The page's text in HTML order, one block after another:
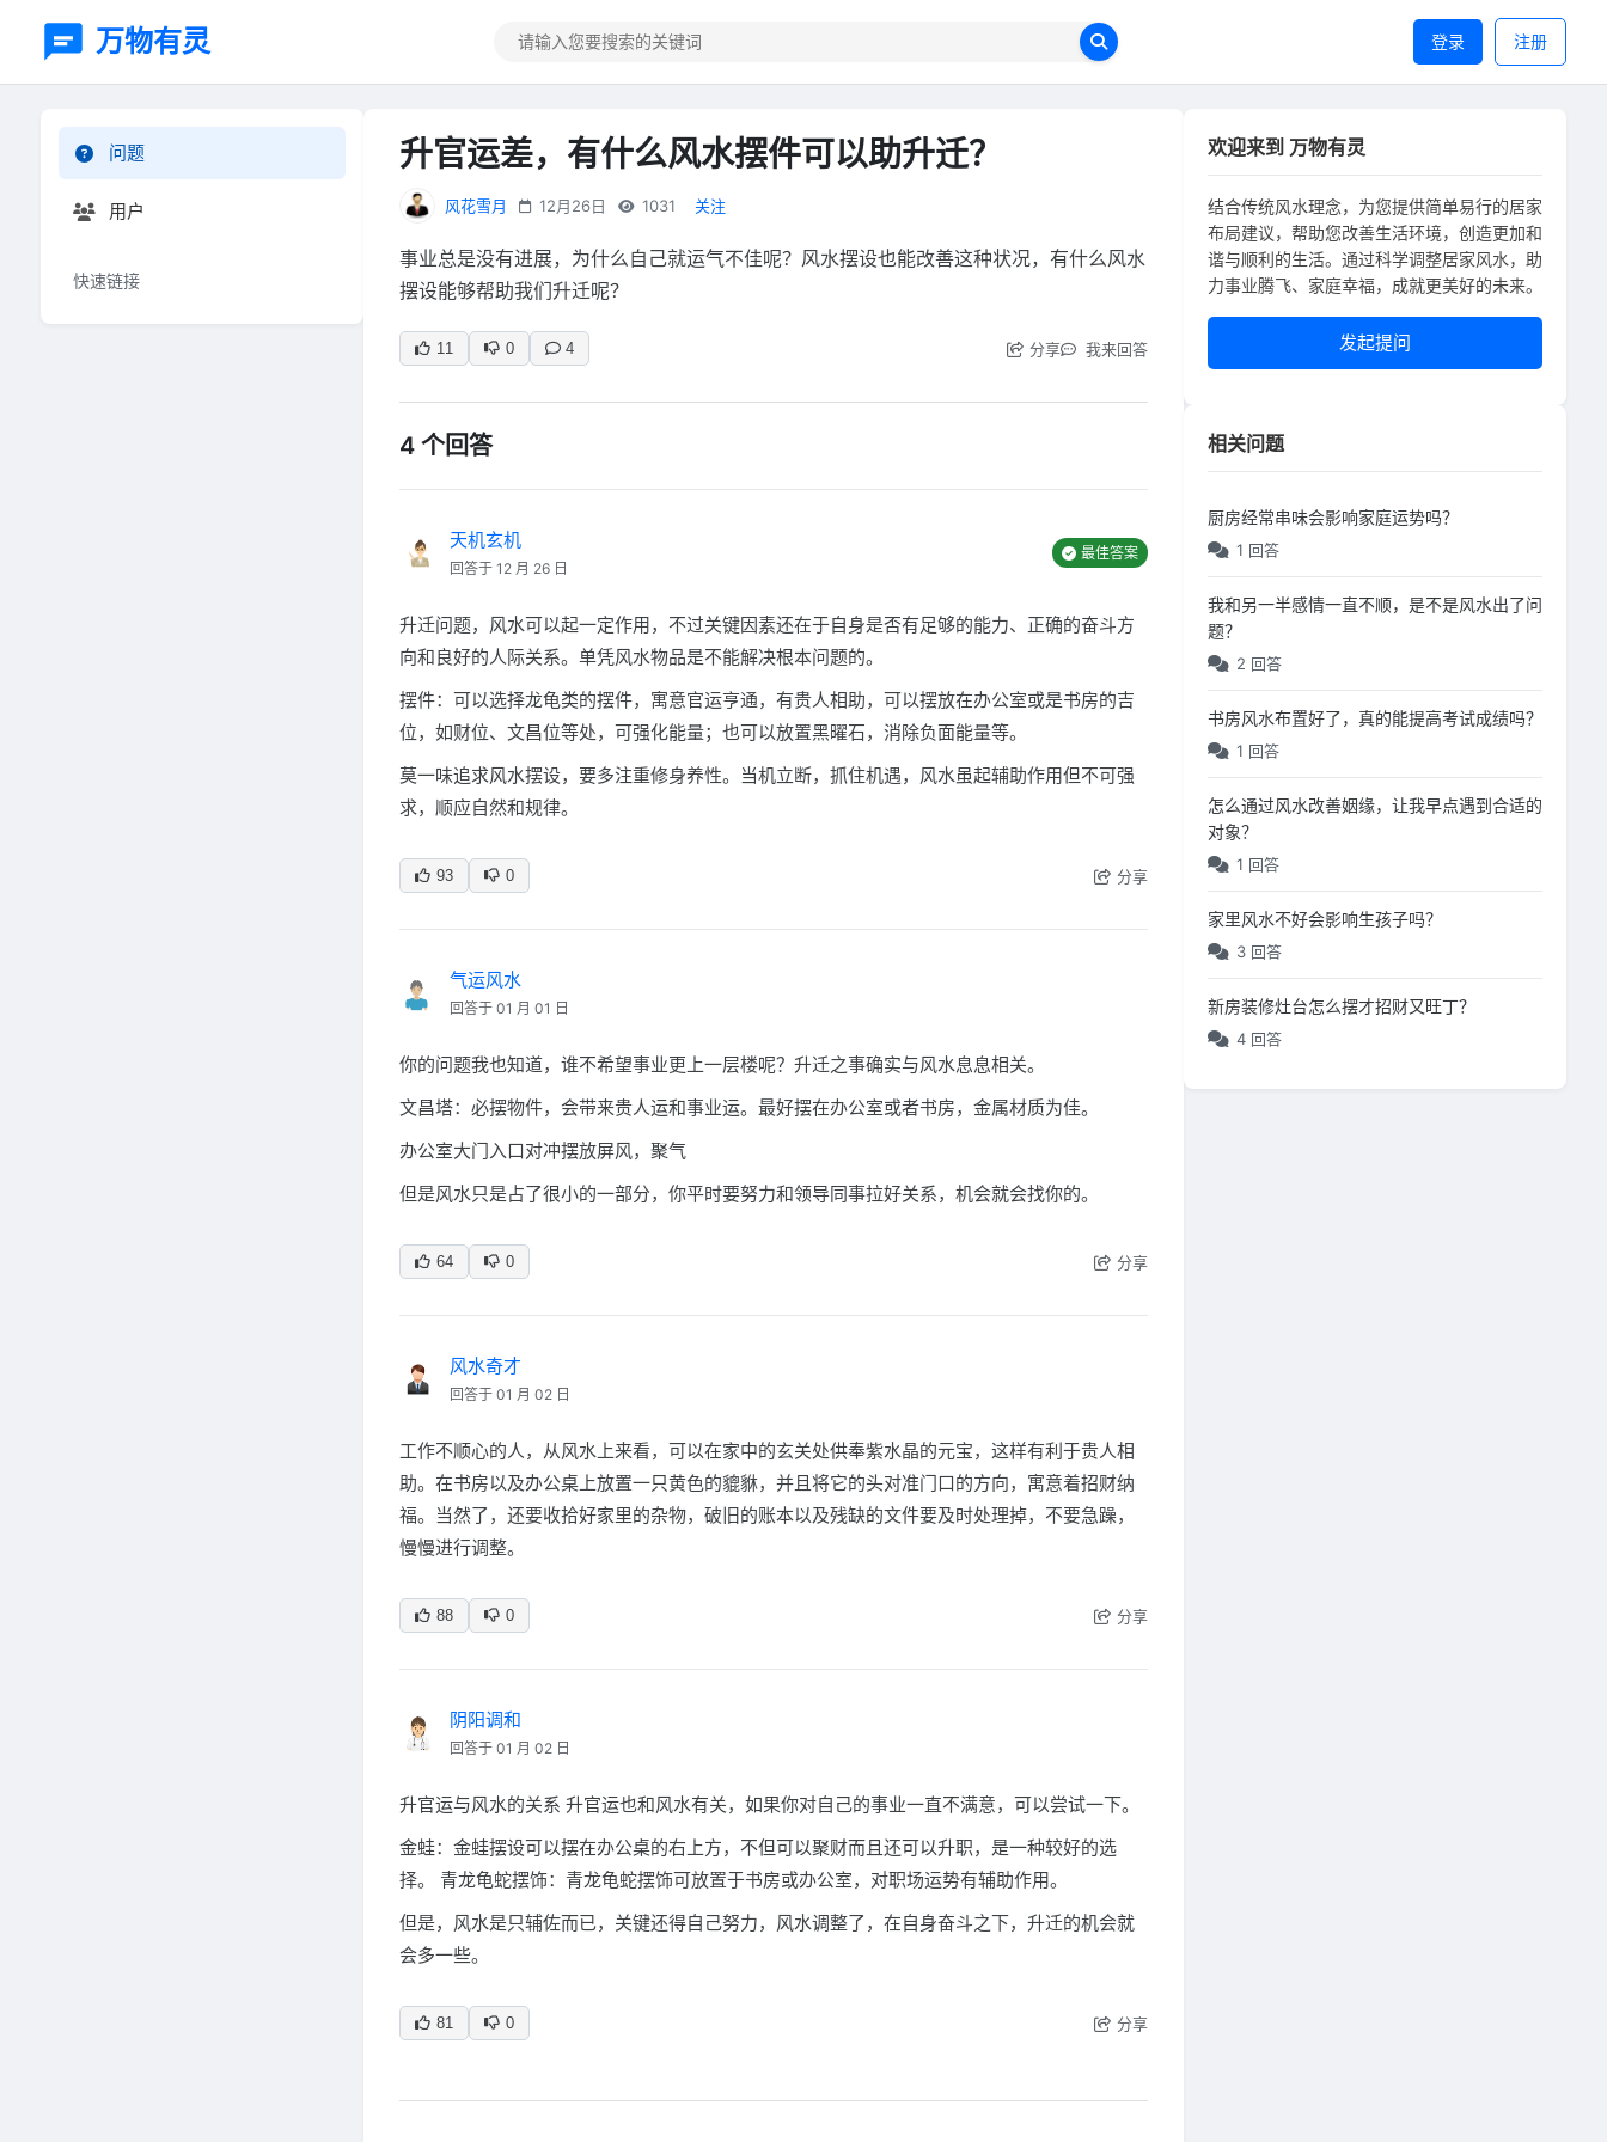
万物有灵 登录 注册
问题
用户
快速链接
升官运差，有什么风水摆件可以助升迁？
风花雪月 12月26日 1031 关注
事业总是没有进展，为什么自己就运气不佳呢？风水摆设也能改善这种状况，有什么风水
摆设能够帮助我们升迁呢？
11 0 4 分享 我来回答
4 个回答
天机玄机
回答于 12 月 26 日
最佳答案
升迁问题，风水可以起一定作用，不过关键因素还在于自身是否有足够的能力、正确的奋斗方
向和良好的人际关系。单凭风水物品是不能解决根本问题的。
摆件：可以选择龙龟类的摆件，寓意官运亨通，有贵人相助，可以摆放在办公室或是书房的吉
位，如财位、文昌位等处，可强化能量；也可以放置黑曜石，消除负面能量等。
莫一味追求风水摆设，要多注重修身养性。当机立断，抓住机遇，风水虽起辅助作用但不可强
求，顺应自然和规律。
93 0 分享
气运风水
回答于 01 月 01 日
你的问题我也知道，谁不希望事业更上一层楼呢？升迁之事确实与风水息息相关。
文昌塔：必摆物件，会带来贵人运和事业运。最好摆在办公室或者书房，金属材质为佳。
办公室大门入口对冲摆放屏风，聚气
但是风水只是占了很小的一部分，你平时要努力和领导同事拉好关系，机会就会找你的。
64 0 分享
风水奇才
回答于 01 月 02 日
工作不顺心的人，从风水上来看，可以在家中的玄关处供奉紫水晶的元宝，这样有利于贵人相
助。在书房以及办公桌上放置一只黄色的貔貅，并且将它的头对准门口的方向，寓意着招财纳
福。当然了，还要收拾好家里的杂物，破旧的账本以及残缺的文件要及时处理掉，不要急躁，
慢慢进行调整。
88 0 分享
阴阳调和
回答于 01 月 02 日
升官运与风水的关系 升官运也和风水有关，如果你对自己的事业一直不满意，可以尝试一下。
金蛙：金蛙摆设可以摆在办公桌的右上方，不但可以聚财而且还可以升职，是一种较好的选
择。 青龙龟蛇摆饰：青龙龟蛇摆饰可放置于书房或办公室，对职场运势有辅助作用。
但是，风水是只辅佐而已，关键还得自己努力，风水调整了，在自身奋斗之下，升迁的机会就
会多一些。
81 0 分享
欢迎来到 万物有灵
结合传统风水理念，为您提供简单易行的居家
布局建议，帮助您改善生活环境，创造更加和
谐与顺利的生活。通过科学调整居家风水，助
力事业腾飞、家庭幸福，成就更美好的未来。
发起提问
相关问题
厨房经常串味会影响家庭运势吗？
1 回答
我和另一半感情一直不顺，是不是风水出了问
题？
2 回答
书房风水布置好了，真的能提高考试成绩吗？
1 回答
怎么通过风水改善姻缘，让我早点遇到合适的
对象？
1 回答
家里风水不好会影响生孩子吗？
3 回答
新房装修灶台怎么摆才招财又旺丁？
4 回答